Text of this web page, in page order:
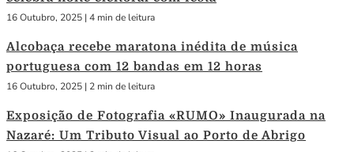
16 Outubro, 2025 | 4 min de leitura
Alcobaça recebe maratona inédita de música
portuguesa com 12 bandas em 12 horas
16 Outubro, 2025 | 2 min de leitura
Exposição de Fotografia «RUMO» Inaugurada na
Nazaré: Um Tributo Visual ao Porto de Abrigo